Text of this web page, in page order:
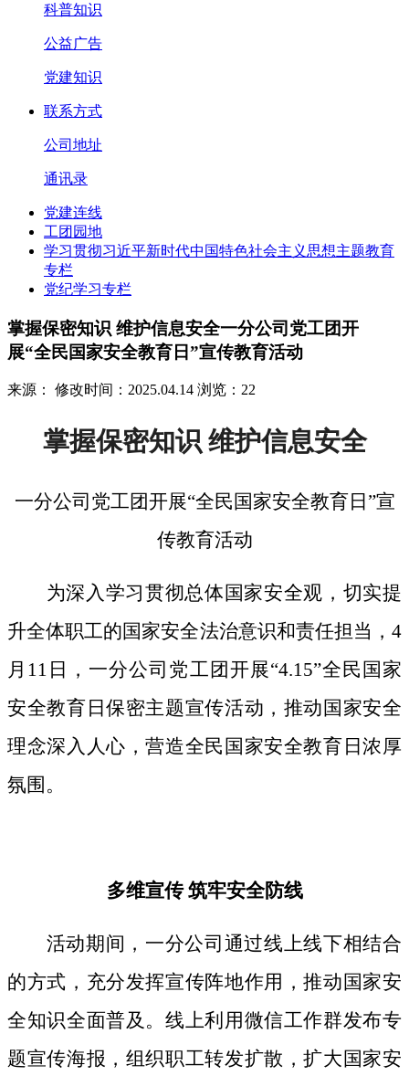
科普知识
公益广告
党建知识
联系方式
公司地址
通讯录
党建连线
工团园地
学习贯彻习近平新时代中国特色社会主义思想主题教育
专栏
党纪学习专栏
掌握保密知识 维护信息安全一分公司党工团开
展“全民国家安全教育日”宣传教育活动
来源： 修改时间：2025.04.14 浏览：22
掌握保密知识 维护信息安全
一分公司党工团开展“全民国家安全教育日”宣
传教育活动
为深入学习贯彻总体国家安全观，切实提
升全体职工的国家安全法治意识和责任担当， 4
月11日，一分公司党工团开展“4.15”全民国家
安全教育日保密主题宣传活动，推动国家安全
理念深入人心，营造全民国家安全教育日浓厚
氛围。
多维宣传筑牢安全防线
活动期间， 一分公司通过线上线下相结合
的方式， 充分发挥宣传阵地作用，推动国家安
全知识全面普及。线上利用微信工作群发布专
题宣传海报，组织职工转发扩散，扩大国家安